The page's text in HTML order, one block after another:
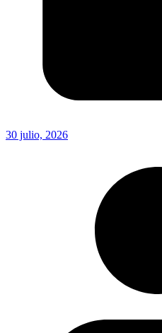
30 julio, 2026